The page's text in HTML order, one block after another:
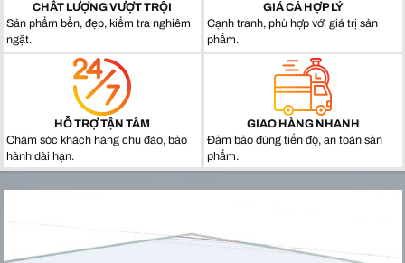
CHẤT LƯỢNG VƯỢT TRỘI
Sản phẩm bền, đẹp, kiểm tra nghiêm
ngặt.
GIÁ CẢ HỢP LÝ
Cạnh tranh, phù hợp với giá trị sản
phẩm.
HỖ TRỢ TẬN TÂM
Chăm sóc khách hàng chu đáo, bảo
hành dài hạn.
GIAO HÀNG NHANH
Đảm bảo đúng tiến độ, an toàn sản
phẩm.